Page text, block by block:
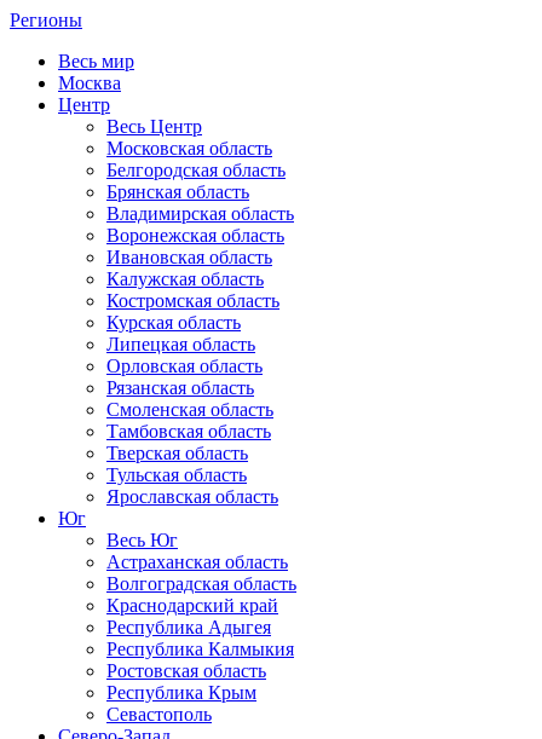
Регионы
Весь мир
Москва
Центр
Весь Центр
Московская область
Белгородская область
Брянская область
Владимирская область
Воронежская область
Ивановская область
Калужская область
Костромская область
Курская область
Липецкая область
Орловская область
Рязанская область
Смоленская область
Тамбовская область
Тверская область
Тульская область
Ярославская область
Юг
Весь Юг
Астраханская область
Волгоградская область
Краснодарский край
Республика Адыгея
Республика Калмыкия
Ростовская область
Республика Крым
Севастополь